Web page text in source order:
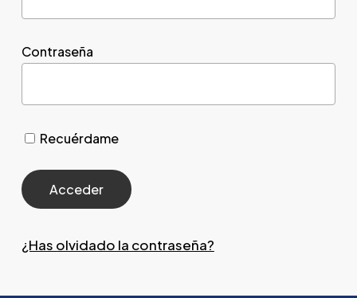
Contraseña
Recuérdame
¿Has olvidado la contraseña?